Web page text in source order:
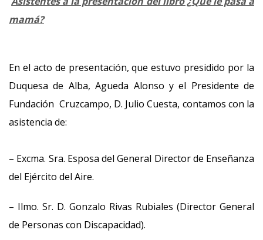
mamá?
En el acto de presentación, que estuvo presidido por la
Duquesa de Alba, Agueda Alonso y el Presidente de
Fundación Cruzcampo, D. Julio Cuesta, contamos con la
asistencia de:
– Excma. Sra. Esposa del General Director de Enseñanza
del Ejército del Aire.
– Ilmo. Sr. D. Gonzalo Rivas Rubiales (Director General
de Personas con Discapacidad).